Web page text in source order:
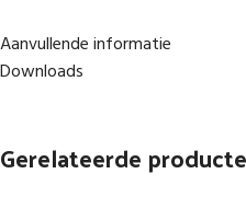
Aanvullende informatie
Downloads
Gerelateerde